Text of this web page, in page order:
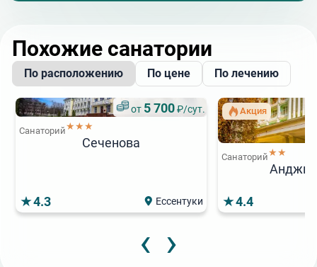
Похожие санатории
По расположению По цене По лечению
от 5 700₽/сут.
Санаторий★★★
Сеченова
4.3 Ессентуки
Акция
Санаторий★★
4.4
‹ ›